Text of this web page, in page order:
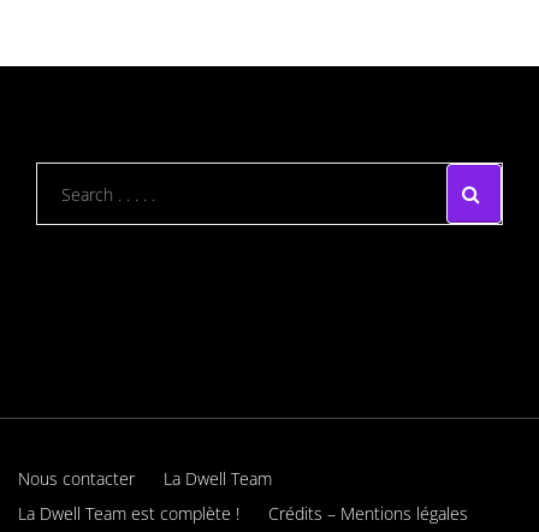
Nous contacter
La Dwell Team
La Dwell Team est complète !
Crédits – Mentions légales